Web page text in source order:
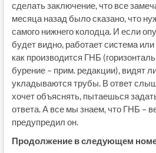
сделать заключение, что все
месяца назад было сказано, что
самого нижнего колодца. И если
будет видно, работает система
как производится ГНБ
бурение – прим. редакции), видят
укладываются трубы. В ответ
хочет объяснять, пытаешься
ответа. А все мы знаем, что ГНБ –
предупредил он.
Продолжение в следующем